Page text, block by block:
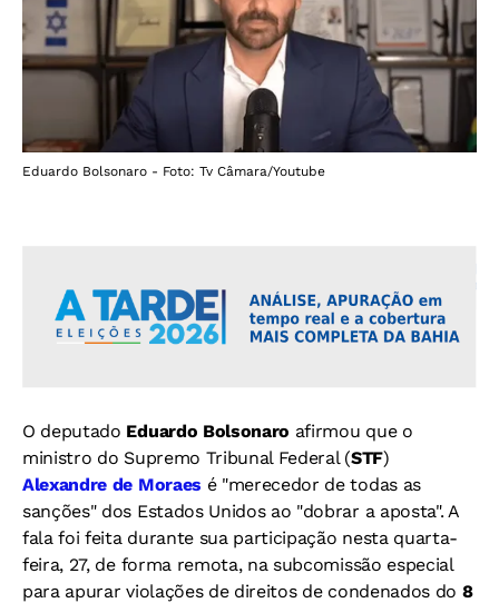
Eduardo Bolsonaro - Foto: Tv Câmara/Youtube
O deputado Eduardo Bolsonaro afirmou que o
ministro do Supremo Tribunal Federal (STF)
Alexandre de Moraes é "merecedor de todas as
sanções" dos Estados Unidos ao "dobrar a aposta". A
fala foi feita durante sua participação nesta quarta-
feira, 27, de forma remota, na subcomissão especial
para apurar violações de direitos de condenados do 8